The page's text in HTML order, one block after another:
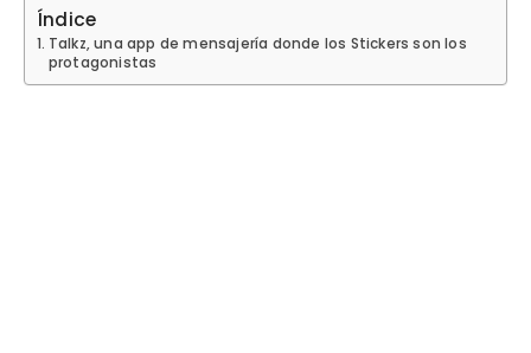
Índice
Talkz, una app de mensajería donde los Stickers son los
protagonistas